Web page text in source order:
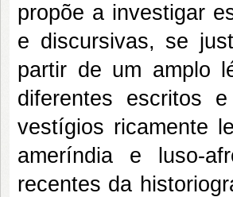
propõe a investigar
e discursivas, se
partir de um amplo
diferentes escritos
vestígios ricamente
ameríndia e luso-
recentes da